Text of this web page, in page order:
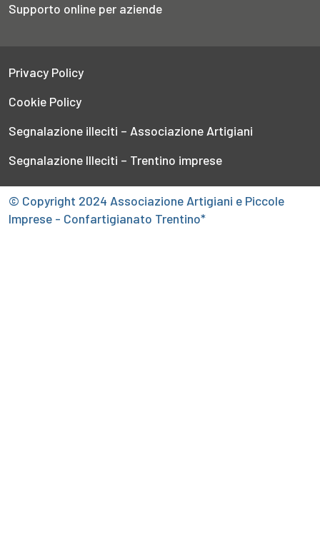
Supporto online per aziende
Privacy Policy
Cookie Policy
Segnalazione illeciti – Associazione Artigiani
Segnalazione Illeciti – Trentino imprese
© Copyright 2024 Associazione Artigiani e Piccole
Imprese - Confartigianato Trentino*